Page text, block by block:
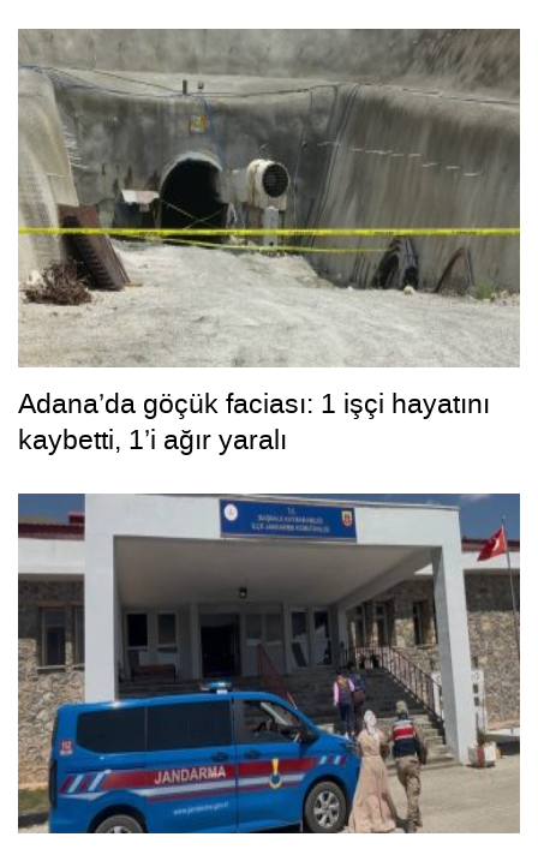
Adana’da göçük faciası: 1 işçi hayatını
kaybetti, 1’i ağır yaralı